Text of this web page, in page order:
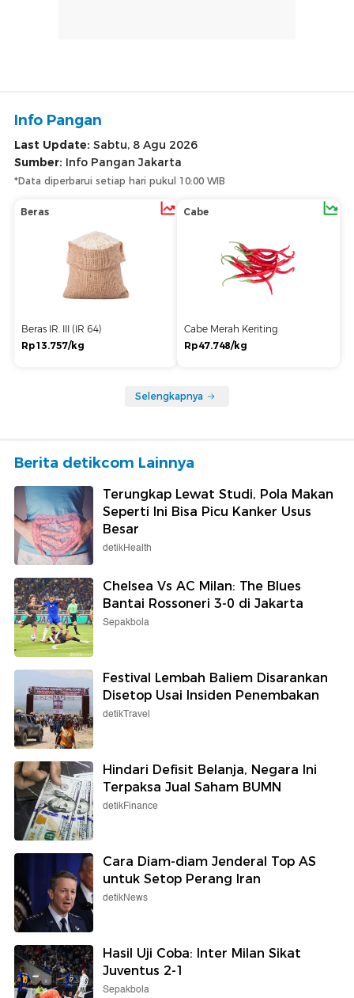
Info Pangan
Last Update: Sabtu, 8 Agu 2026
Sumber: Info Pangan Jakarta
*Data diperbarui setiap hari pukul 10:00 WIB
Beras
Beras IR. III (IR 64)
Rp13.757/kg
Cabe
Cabe Merah Keriting
Rp47.748/kg
Selengkapnya
Berita detikcom Lainnya
Terungkap Lewat Studi, Pola Makan
Seperti Ini Bisa Picu Kanker Usus
Besar
detikHealth
Chelsea Vs AC Milan: The Blues
Bantai Rossoneri 3-0 di Jakarta
Sepakbola
Festival Lembah Baliem Disarankan
Disetop Usai Insiden Penembakan
detikTravel
Hindari Defisit Belanja, Negara Ini
Terpaksa Jual Saham BUMN
detikFinance
Cara Diam-diam Jenderal Top AS
untuk Setop Perang Iran
detikNews
Hasil Uji Coba: Inter Milan Sikat
Juventus 2-1
Sepakbola